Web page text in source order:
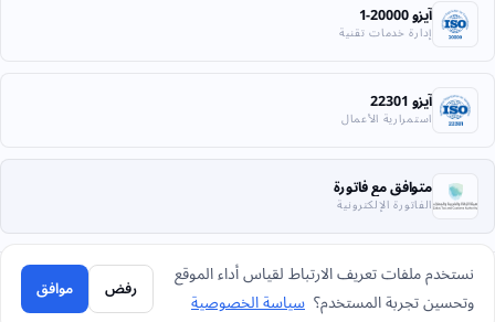
آيزو 20000-1
إدارة خدمات تقنية
آيزو 22301
استمرارية الأعمال
متوافق مع فاتورة
الفاتورة الإلكترونية
الخصوصيةالشروطالإرجاعخريطة الموقع
نستخدم ملفات تعريف الارتباط لقياس أداء الموقع
وتحسين تجربة المستخدم؟ سياسة الخصوصية رفض موافق